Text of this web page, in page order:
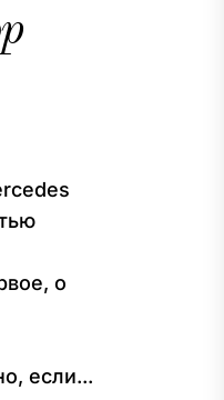
о
если...